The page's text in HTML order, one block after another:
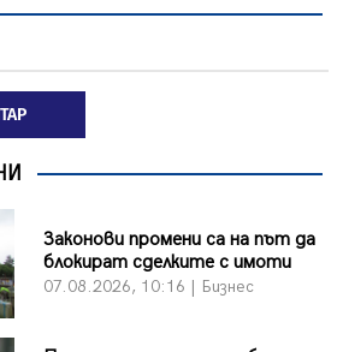
Законови промени са на път да
блокират сделките с имоти
07.08.2026, 10:16 | Бизнес